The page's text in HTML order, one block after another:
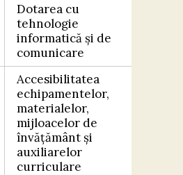
Dotarea cu
tehnologie
informatică și de
comunicare
Accesibilitatea
echipamentelor,
materialelor,
mijloacelor de
învățământ și
auxiliarelor
curriculare